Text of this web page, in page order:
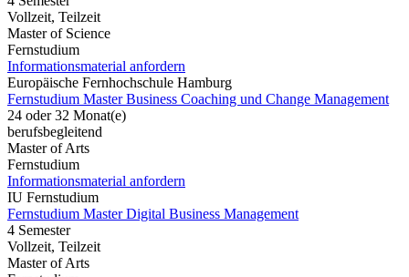
Vollzeit, Teilzeit
Master of Science
Fernstudium
Informationsmaterial anfordern
Europäische Fernhochschule Hamburg
Fernstudium Master Business Coaching und Change Management
24 oder 32 Monat(e)
berufsbegleitend
Master of Arts
Fernstudium
Informationsmaterial anfordern
IU Fernstudium
Fernstudium Master Digital Business Management
4 Semester
Vollzeit, Teilzeit
Master of Arts